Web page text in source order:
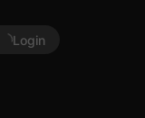
Login